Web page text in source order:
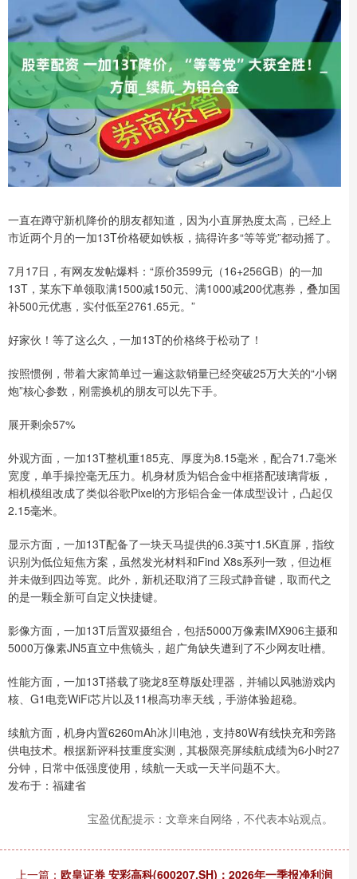
一直在蹲守新机降价的朋友都知道，因为小直屏热度太高，已经上
市近两个月的一加13T价格硬如铁板，搞得许多“等等党”都动摇了。
7月17日，有网友发帖爆料：“原价3599元（16+256GB）的一加
13T，某东下单领取满1500减150元、满1000减200优惠券，叠加国
补500元优惠，实付低至2761.65元。”
好家伙！等了这么久，一加13T的价格终于松动了！
按照惯例，带着大家简单过一遍这款销量已经突破25万大关的“小钢
炮”核心参数，刚需换机的朋友可以先下手。
展开剩余57%
外观方面，一加13T整机重185克、厚度为8.15毫米，配合71.7毫米
宽度，单手操控毫无压力。机身材质为铝合金中框搭配玻璃背板，
相机模组改成了类似谷歌Pixel的方形铝合金一体成型设计，凸起仅
2.15毫米。
显示方面，一加13T配备了一块天马提供的6.3英寸1.5K直屏，指纹
识别为低位短焦方案，虽然发光材料和Find X8s系列一致，但边框
并未做到四边等宽。此外，新机还取消了三段式静音键，取而代之
的是一颗全新可自定义快捷键。
影像方面，一加13T后置双摄组合，包括5000万像素IMX906主摄和
5000万像素JN5直立中焦镜头，超广角缺失遭到了不少网友吐槽。
性能方面，一加13T搭载了骁龙8至尊版处理器，并辅以风驰游戏内
核、G1电竞WiFi芯片以及11根高功率天线，手游体验超稳。
续航方面，机身内置6260mAh冰川电池，支持80W有线快充和旁路
供电技术。根据新评科技重度实测，其极限亮屏续航成绩为6小时27
分钟，日常中低强度使用，续航一天或一天半问题不大。
发布于：福建省
宝盈优配提示：文章来自网络，不代表本站观点。
上一篇： 欧皇证券 安彩高科(600207.SH)：2026年一季报净利润